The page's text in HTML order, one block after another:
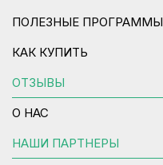
ПОЛЕЗНЫЕ ПРОГРАММЫ
КАК КУПИТЬ
ОТЗЫВЫ
О НАС
НАШИ ПАРТНЕРЫ